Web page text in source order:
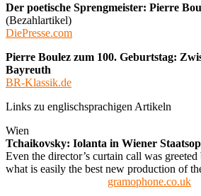
Der poetische Sprengmeister: Pierre
(Bezahlartikel)
DiePresse.com
Pierre Boulez zum 100. Geburtstag:
Bayreuth
BR-Klassik.de
Links zu englischsprachigen Artikeln
Wien
Tchaikovsky: Iolanta in Wiener
Even the director’s curtain call was
what is easily the best new production of
gramophone.co.uk